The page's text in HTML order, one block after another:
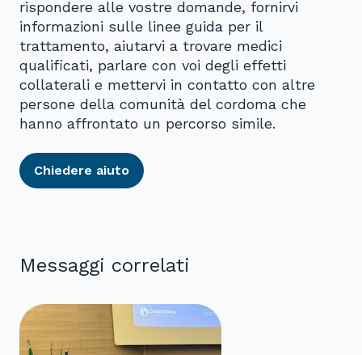
rispondere alle vostre domande, fornirvi
informazioni sulle linee guida per il
trattamento, aiutarvi a trovare medici
qualificati, parlare con voi degli effetti
collaterali e mettervi in contatto con altre
persone della comunità del cordoma che
hanno affrontato un percorso simile.
Chiedere aiuto
Messaggi correlati